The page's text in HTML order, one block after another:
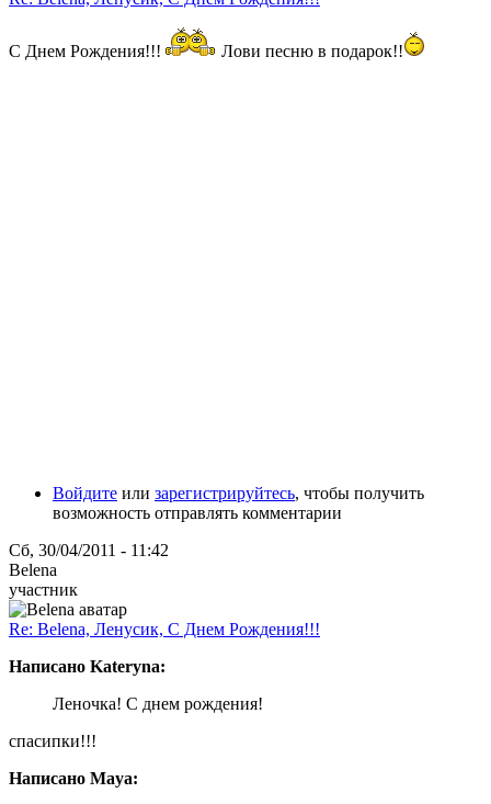
С Днем Рождения!!! Лови песню в подарок!!
Войдите или зарегистрируйтесь, чтобы получить
возможность отправлять комментарии
Сб, 30/04/2011 - 11:42
Belena
участник
Re: Belena, Ленусик, С Днем Рождения!!!
Написано Kateryna:
Леночка! С днем рождения!
спасипки!!!
Написано Maya: